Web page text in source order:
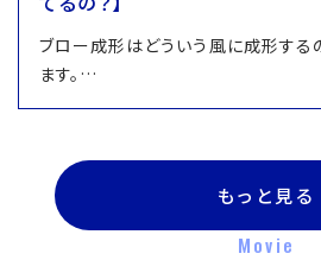
ブロー成形はどういう風に成形する
ます。…
もっと見る
Movie